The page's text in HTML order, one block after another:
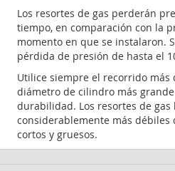
Los resortes de gas perderán
tiempo, en comparación con la
momento en que se instalaron.
pérdida de presión de hasta el
Utilice siempre el recorrido más
diámetro de cilindro más
durabilidad. Los resortes de gas
considerablemente más débiles
cortos y gruesos.